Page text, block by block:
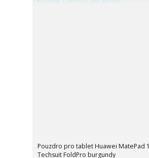
Pouzdro pro tablet Huawei MatePad
Techsuit FoldPro burgundy